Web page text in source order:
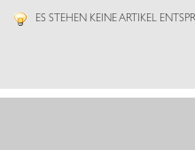
ES STEHEN KEINE ARTIKEL